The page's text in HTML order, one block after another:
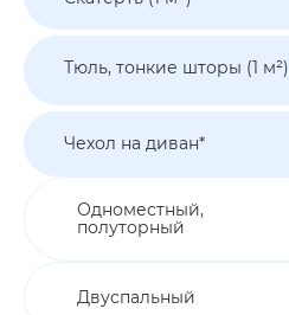
Тюль, тонкие шторы (1 м²)
Чехол на диван*
Одноместный,
полуторный
Двуспальный